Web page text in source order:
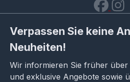
Verpassen Sie keine
Neuheiten!
Wir informieren Sie früher
und exklusive Angebote sowie